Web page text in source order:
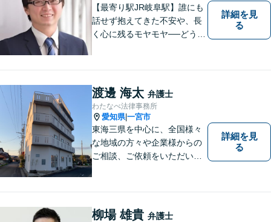
【最寄り駅JR岐阜駅】誰にも
話せず抱えてきた不安や、長
く心に残るモヤモヤ──どうぞ
いながら、これからの一歩を
一緒に見つけていきます。
【丁寧なヒアリング】【地域
密着型の法律事務所】
詳細を見
る
渡邊 海太 弁護士
わたなべ法律事務所
愛知県|一宮市
東海三県を中心に、全国様々
な地域の方々や企業様からの
ご相談、ご依頼をいただいて
おります。
詳細を見
る
柳場 雄貴 弁護士